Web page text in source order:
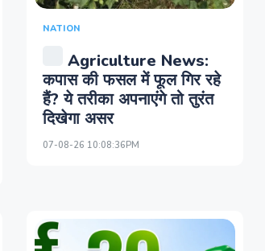
NATION
Agriculture News:
कपास की फसल में फूल गिर रहे
हैं? ये तरीका अपनाएंगे तो तुरंत
दिखेगा असर
07-08-26 10:08:36PM